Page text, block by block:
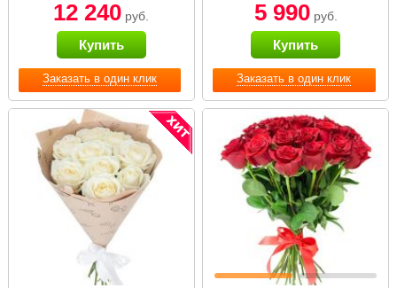
Заказать в один клик
12 240 руб.
Купить
Заказать в один клик
5 990руб.
Купить